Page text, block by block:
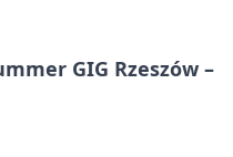
GIG Rzeszów –